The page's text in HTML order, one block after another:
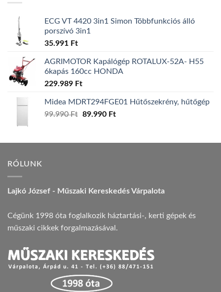
ECG VT 4420 3in1 Simon Többfunkciós álló
porszívó 3in1
35.991 Ft
AGRIMOTOR Kapálógép ROTALUX-52A- H55
6kapás 160cc HONDA
229.989 Ft
Midea MDRT294FGE01 Hűtőszekrény, hűtőgép
99.990Ft Original
99.990 Ft.
89.990 FtCurrent
89.990 Ft.
RÓLUNK
Lajkó József - Műszaki Kereskedés Várpalota
Cégünk 1998 óta foglalkozik háztartási-, kerti gépek és
műszaki cikkek forgalmazásával.